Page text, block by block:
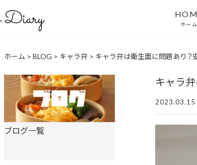
ホーム
ホーム > BLOG > キャラ弁 > キャラ弁は衛生面に問題あり
キャラ
2023.03.15
ブログ一覧